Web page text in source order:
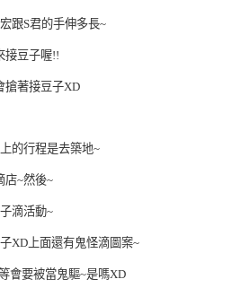
跟S君的手伸多長~
接豆子喔!!
搶著接豆子XD
的行程是去築地~
店~然後~
滴活動~
XD上面還有鬼怪滴圖案~
會要被當鬼驅~是嗎XD